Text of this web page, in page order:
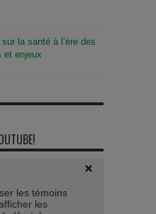
la santé à l’ère des
et enjeux
les témoins
les